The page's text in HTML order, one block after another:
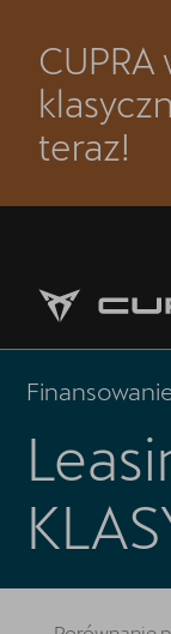
teraz!
Strona główna
Jazda próbna
5 lat gwarancji
Finansowanie
Serwis
Oryginalne
Akcesoria